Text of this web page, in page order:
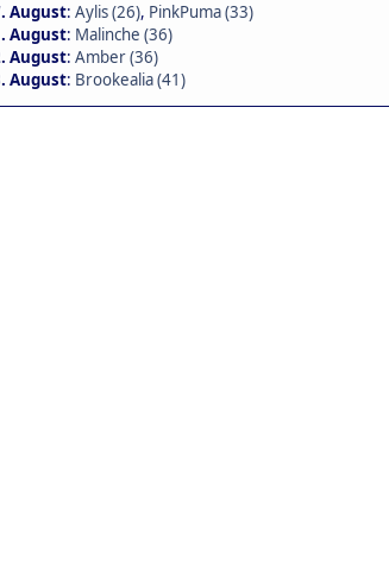
August: Aylis (26), PinkPuma (33)
August: Malinche (36)
August: Amber (36)
August: Brookealia (41)